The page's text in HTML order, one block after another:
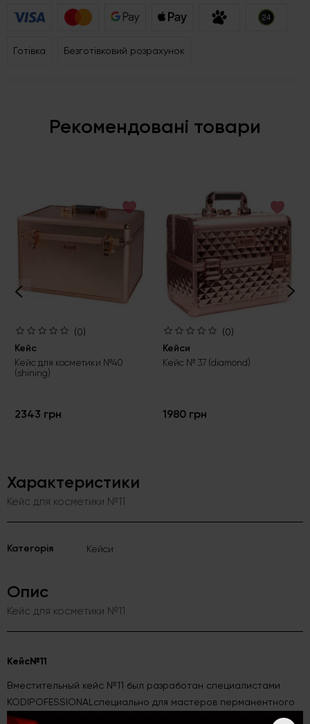
Готівка Безготівковий розрахунок
Рекомендовані товари
(0)
Кейс
Кейс для косметики №40
(shining)
2343 грн
(0)
Кейси
Кейс № 37 (diamond)
1980 грн
Характеристики
Кейс для косметики №11
Категорія Кейси
Опис
Кейс для косметики №11
Кейс№11
Вместительный кейс №11 был разработан специалистами
KODIPOFESSIONALспециально для мастеров перманентного
макияжа. Кейс имеет стильный дизайн, компактные размеры и